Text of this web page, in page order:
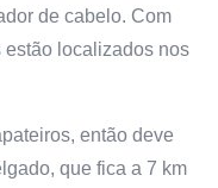
de cabelo. Com
estão localizados nos
então deve
que fica a 7 km